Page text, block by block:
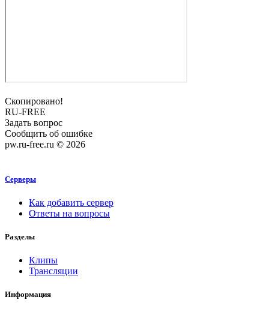
Скопировано!
RU-FREE
Задать вопрос
Сообщить об ошибке
pw.ru-free.ru © 2026
Серверы
Как добавить сервер
Ответы на вопросы
Разделы
Клипы
Трансляции
Информация